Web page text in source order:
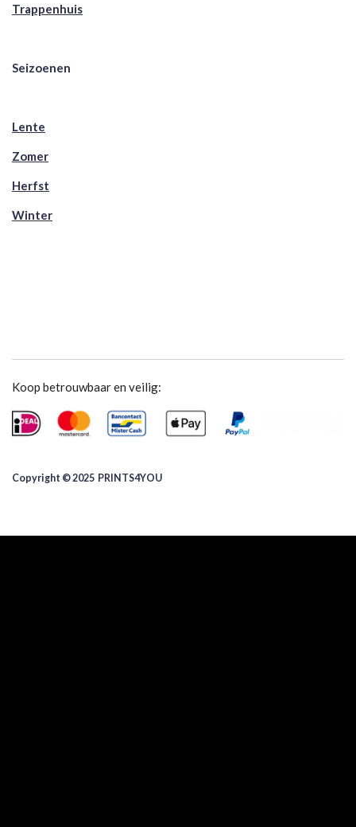
Trappenhuis
Seizoenen
Lente
Zomer
Herfst
Winter
Koop betrouwbaar en veilig:
Copyright © 2025 ​PRINTS4YOU